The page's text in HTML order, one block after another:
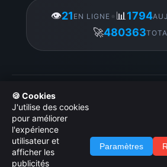
🍪 Cookies
J'utilise des cookies
pour améliorer
l'expérience
utilisateur et
afficher les
publicités
Paramètres
👁️21 EN LIGNE 📊 1794
🚀480363
Gérer mes cookies
|
Licence d utilisation des images